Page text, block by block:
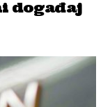
događaj